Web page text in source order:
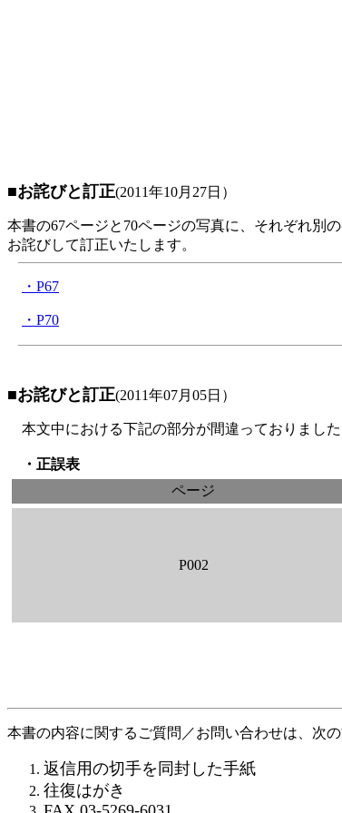
■お詫びと訂正(2011年10月27日）
本書の67ページと70ページの写真に、それぞれ別
お詫びして訂正いたします。
・P67
・P70
■お詫びと訂正(2011年07月05日）
本文中における下記の部分が間違っておりました
・正誤表
ページ
P002
本書の内容に関するご質問／お問い合わせは、次
返信用の切手を同封した手紙
往復はがき